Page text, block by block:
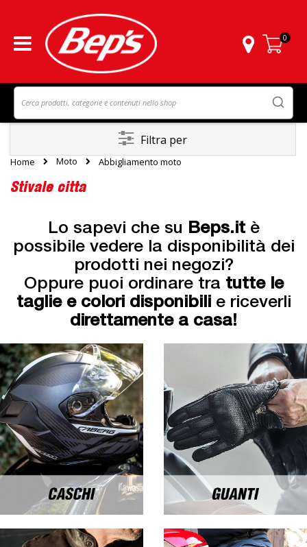
Carrello
0
Home Moto Abbigliamento moto
Stivale citta
Lo sapevi che su Beps.itè
possibile vedere la disponibilità dei
prodotti nei negozi?
Oppure puoi ordinare tra tutte le
taglie e colori disponibilie riceverli
direttamente a casa!
Filtra per